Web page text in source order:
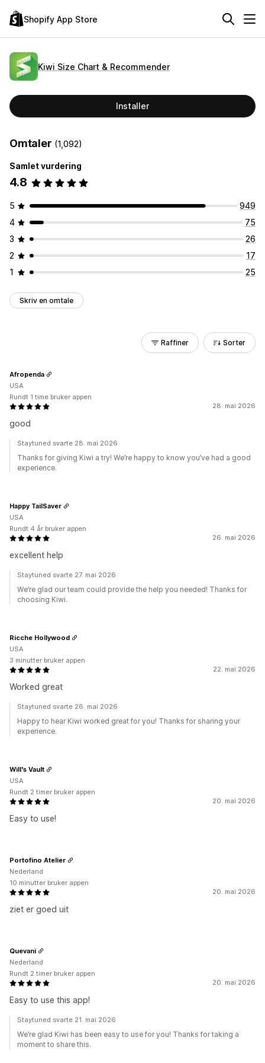
Shopify App Store
Kiwi Size Chart & Recommender
Installer
Omtaler (1,092)
Samlet vurdering
4.8
5
949
4
75
3
26
2
17
1
25
Skriv en omtale
Raffiner Sorter
28. mai 2026
good
Afropenda
USA
Rundt 1 time bruker appen
Staytuned svarte 28. mai 2026
Thanks for giving Kiwi a try! We’re happy to know you’ve had a good
experience.
26. mai 2026
excellent help
Happy TailSaver
USA
Rundt 4 år bruker appen
Staytuned svarte 27. mai 2026
We’re glad our team could provide the help you needed! Thanks for
choosing Kiwi.
22. mai 2026
Worked great
Ricche Hollywood
USA
3 minutter bruker appen
Staytuned svarte 26. mai 2026
Happy to hear Kiwi worked great for you! Thanks for sharing your
experience.
20. mai 2026
Easy to use!
Will's Vault
USA
Rundt 2 timer bruker appen
20. mai 2026
ziet er goed uit
Portofino Atelier
Nederland
10 minutter bruker appen
20. mai 2026
Easy to use this app!
Quevani
Nederland
Rundt 2 timer bruker appen
Staytuned svarte 21. mai 2026
We’re glad Kiwi has been easy to use for you! Thanks for taking a
moment to share this.